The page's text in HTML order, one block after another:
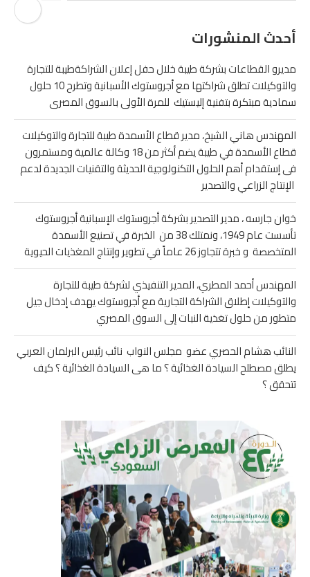
أحدث المنشورات
مديرو القطاعات بشركة طيبة خلال حفل إعلان الشراكةطيبة للتجارة
والتوكيلات تطلق شراكتها مع أجروستوك الأسبانية وتطرح 10 حلول
سمادية مبتكرة بتفنية إليستيك للمرة الأولى بالسوق المصرى
المهندس هاني الشيخ، مدير قطاع الأسمدة طيبة للتجارة والتوكيلات
قطاع الأسمدة في طيبة يضم أكثر من 18 وكالة عالمية ومستمرون
فى إستقدام أهم الحلول التكنولوجية الحديثة والتقنيات الجديدة لدعم
الإنتاج الزراعي والتصدير
خوان جارسه ، مدير التصدير بشركة أجروستوك الإسبانية أجروستوك
تأسست عام 1949، ونمتلك 38 من الخبرة في تصنيع الأسمدة
المتخصصة و خبرة تتجاوز 26 عاماً في تطوير وإنتاج المغذيات الحيوية
المهندس أحمد المطري، المدير التنفيذي لشركة طيبة للتجارة
والتوكيلات إطلاق الشراكة التجارية مع أجروستوك يهدف إدخال جيل
متطور من حلول تغذية النبات إلى السوق المصري
النائب هشام الحصري عضو مجلس النواب نائب رئيس البرلمان العربي
يطلق مصطلح السيادة الغذائية ؟ ما هى السيادة الغذائية ؟ كيف
تتحقق ؟